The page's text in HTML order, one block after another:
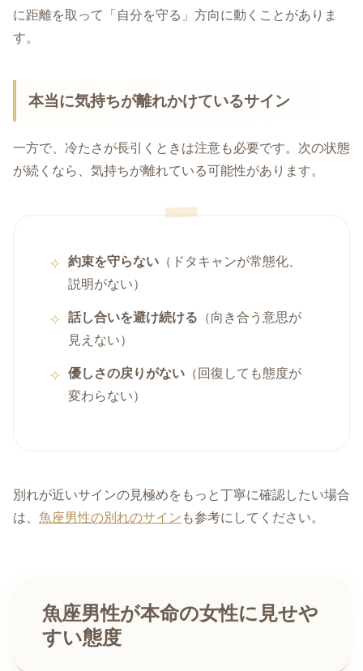
に距離を取って「自分を守る」方向に動くことがありま
す。
本当に気持ちが離れかけているサイン
一方で、冷たさが長引くときは注意も必要です。次の状態
が続くなら、気持ちが離れている可能性があります。
約束を守らない （ドタキャンが常態化、
説明がない）
話し合いを避け続ける （向き合う意思が
見えない）
優しさの戻りがない （回復しても態度が
変わらない）
別れが近いサインの見極めをもっと丁寧に確認したい場合
は、 魚座男性の別れのサイン も参考にしてください。
魚座男性が本命の女性に見せや
すい態度